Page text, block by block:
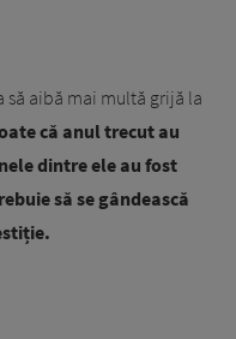
să aibă mai multă grijă la
că anul trecut au
dintre ele au fost
să se gândească